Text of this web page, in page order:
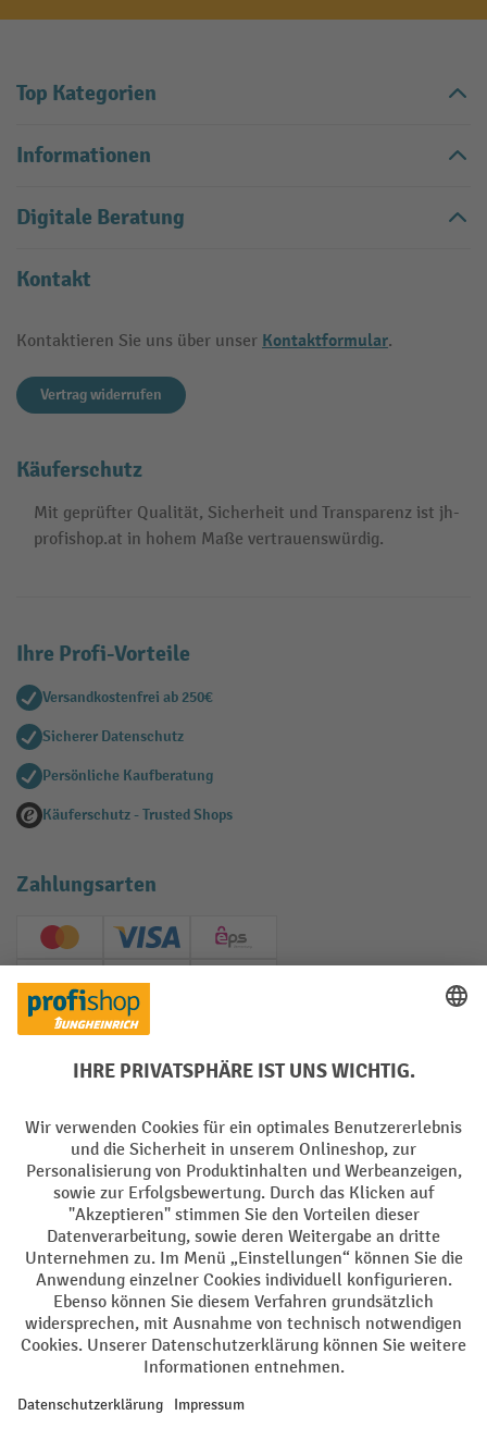
Top Kategorien
Informationen
Digitale Beratung
Kontakt
Kontaktieren Sie uns über unser Kontaktformular.
Vertrag widerrufen
Käuferschutz
Mit geprüfter Qualität, Sicherheit und Transparenz ist jh-
profishop.at in hohem Maße vertrauenswürdig.
Ihre Profi-Vorteile
Versandkostenfrei ab 250€
Sicherer Datenschutz
Persönliche Kaufberatung
Käuferschutz - Trusted Shops
Zahlungsarten
Creditcard (Master)Creditcard (Visa)
EPS
PayPal
Soziale Netzwerke
Impressum Datenschutz
Barrierefreiheit Privacy Settings
Alle Preise exkl. gesetzl. Mehrwertsteuer zzgl.Versandkostenund ggf.
Nachnahmegebühren, wenn nicht anders angegeben.
¹ Der Rabatt gilt so lange der Vorrat reicht. Der Rabatt gilt nicht auf
oder Gutscheinen ist nicht möglich. | ² Der Rabatt wird einmalig bei